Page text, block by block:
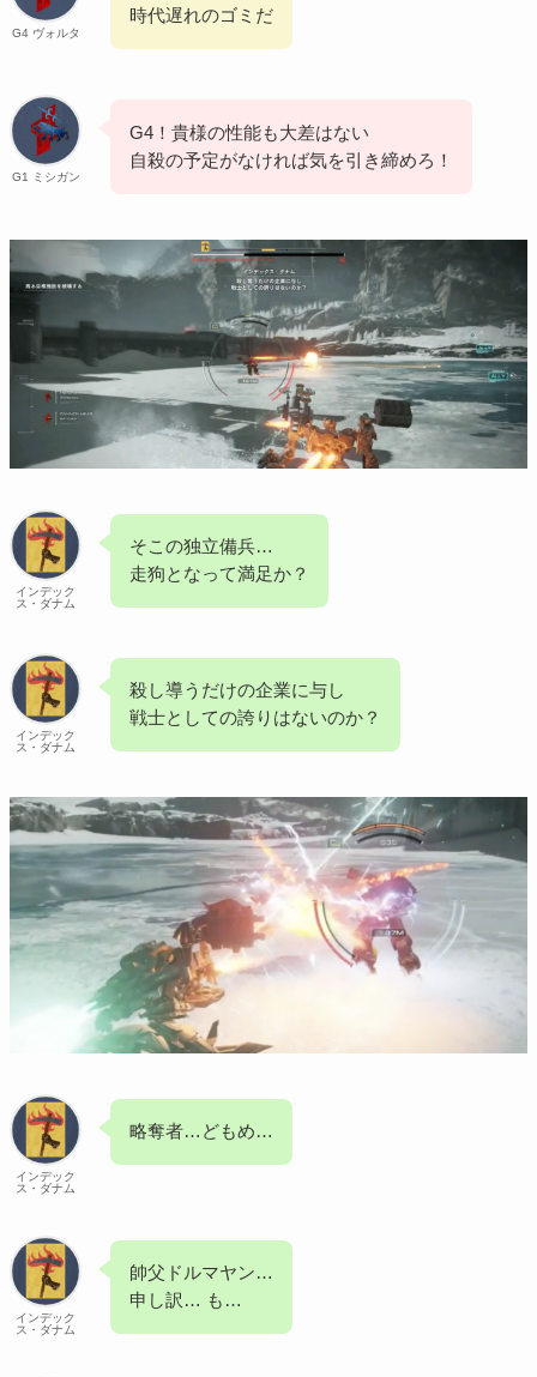
G4 ヴォルタ
時代遅れのゴミだ
G1 ミシガン
G4！貴様の性能も大差はない
自殺の予定がなければ気を引き締めろ！
インデック
ス・ダナム
そこの独立備兵…
走狗となって満足か？
インデック
ス・ダナム
殺し導うだけの企業に与し
戦士としての誇りはないのか？
インデック
ス・ダナム
略奪者…どもめ…
インデック
ス・ダナム
帥父ドルマヤン…
申し訳… も…